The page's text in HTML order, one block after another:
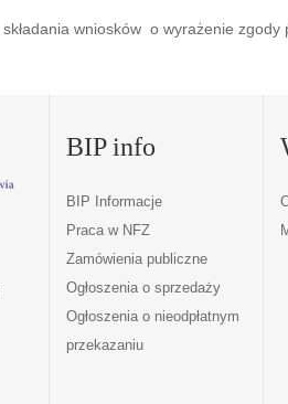
wniosków o wyrażenie
BIP info
BIP Informacje
Praca w NFZ
Zamówienia publiczne
Ogłoszenia o sprzedaży
Ogłoszenia o nieodpłatnym
przekazaniu